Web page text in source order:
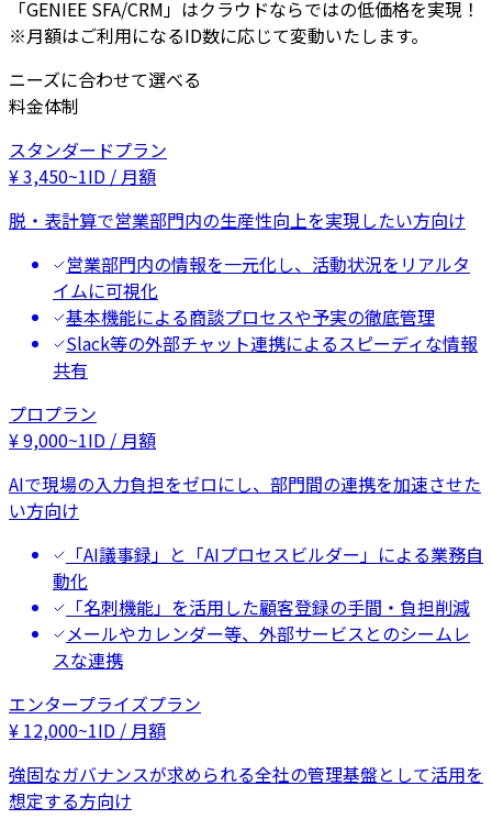
「GENIEE SFA/CRM」はクラウドならではの低価格を実現！
※月額はご利用になるID数に応じて変動いたします。
ニーズに合わせて選べる
料金体制
スタンダードプラン
¥3,450~1ID / 月額
脱・表計算で営業部門内の生産性向上を実現したい方向け
営業部門内の情報を一元化し、活動状況をリアルタ
イムに可視化
基本機能による商談プロセスや予実の徹底管理
Slack等の外部チャット連携によるスピーディな情報
共有
プロプラン
¥9,000~1ID / 月額
AIで現場の入力負担をゼロにし、部門間の連携を加速させた
い方向け
「AI議事録」と「AIプロセスビルダー」による業務自
動化
「名刺機能」を活用した顧客登録の手間・負担削減
メールやカレンダー等、外部サービスとのシームレ
スな連携
エンタープライズプラン
¥ 12,000~1ID / 月額
強固なガバナンスが求められる全社の管理基盤として活用を
想定する方向け